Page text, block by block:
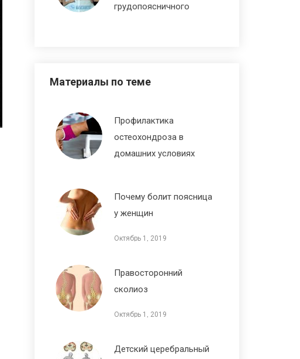
грудопоясничного
Материалы по теме
Профилактика
остеохондроза в
домашних условиях
Почему болит поясница
у женщин
Октябрь 1, 2019
Правосторонний
сколиоз
Октябрь 1, 2019
Детский церебральный